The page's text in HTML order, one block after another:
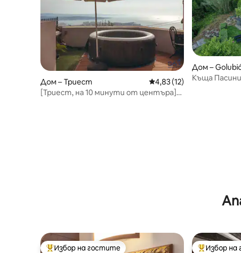
Дом – Триест Средна оценка: 4,83 от
4,83 (12)
[Триест, на 10 минути от центъра]
Дом –
Къща Пасини
Избор на гостите Избор